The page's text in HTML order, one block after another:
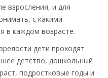
взросления, и для
с какими
в каждом возрасте.
дети проходят
детство, дошкольный
подростковые годы и